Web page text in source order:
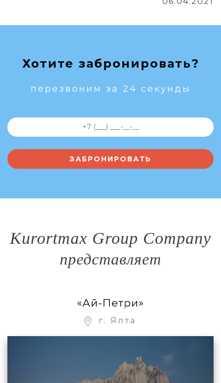
Хотите забронировать?
перезвоним за 24 секунды
Kurortmax Group Company
представляет
«Ай-Петри»
г. Ялта